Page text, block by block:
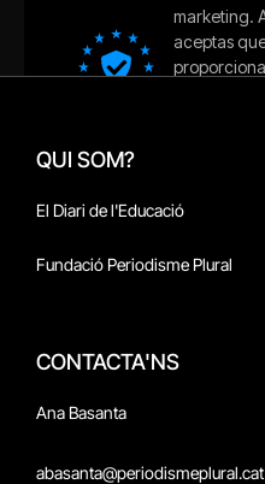
QUI SOM?
El Diari de l'Educació
Fundació Periodisme Plural
CONTACTA'NS
Ana Basanta
abasanta@periodismeplural.cat